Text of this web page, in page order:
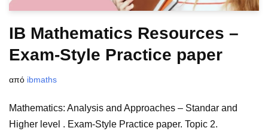
IB Mathematics Resources –
Exam-Style Practice paper
από ibmaths
Mathematics: Analysis and Approaches – Standar and
Higher level . Exam-Style Practice paper. Topic 2.